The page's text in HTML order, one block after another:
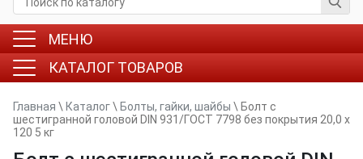
МЕНЮ
КАТАЛОГ ТОВАРОВ
Главная \ Каталог\ Болты, гайки, шайбы \ Болт с
шестигранной головой DIN 931/ГОСТ 7798 без покрытия 20,0 x
120 5 кг